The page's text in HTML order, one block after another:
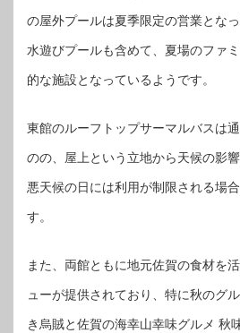
の屋外プールは夏季限定の営業とな
水遊びプールも含めて、夏場のファ
的な施設となっているようです。
東館のルーフトップサーマルバスは
のの、屋上という立地から天候の影
悪天候の日には利用が制限される場
す。
また、両館ともに地元佐賀の食材を
ューが提供されており、特に秋のグ
き烏賊と佐賀の海幸山幸味グルメ 秋